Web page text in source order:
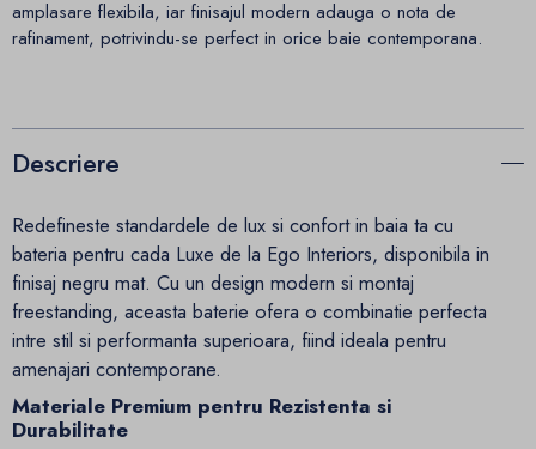
amplasare flexibila, iar finisajul modern adauga o nota de
rafinament, potrivindu-se perfect in orice baie contemporana.
Descriere
Redefineste standardele de lux si confort in baia ta cu
bateria pentru cada Luxe de la Ego Interiors, disponibila in
finisaj negru mat. Cu un design modern si montaj
freestanding, aceasta baterie ofera o combinatie perfecta
intre stil si performanta superioara, fiind ideala pentru
amenajari contemporane.
Materiale Premium pentru Rezistenta si
Durabilitate